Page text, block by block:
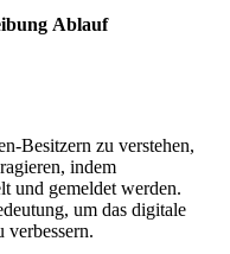
Ablauf
Besitzern zu verstehen,
indem
und gemeldet werden.
um das digitale